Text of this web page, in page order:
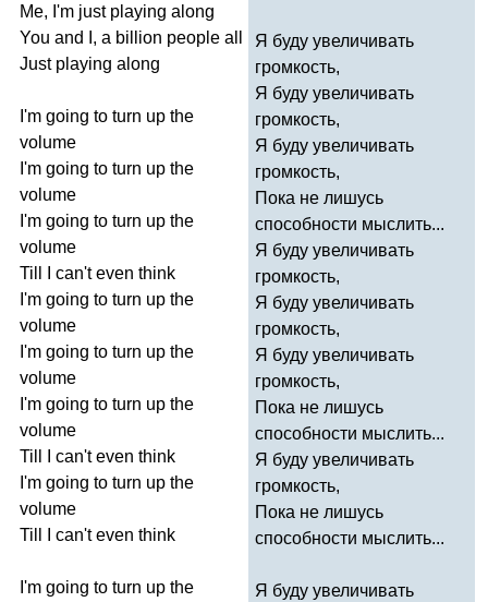
Me, I'm just playing along
You and , a billion people all
Just playing along
I'm going to turn up the
volume
I'm going to turn up the
volume
I'm going to turn up the
volume
Till
can't even think
I'm going to turn up the
volume
I'm going to turn up the
volume
I'm going to turn up the
volume
Till
can't even think
I'm going to turn up the
volume
Till
can't even think
I'm going to turn up the
Я буду увеличивать
громкость,
Я буду увеличивать
громкость,
Я буду увеличивать
громкость,
Пока не лишусь
способности мыслить...
Я буду увеличивать
громкость,
Я буду увеличивать
громкость,
Я буду увеличивать
громкость,
Пока не лишусь
способности мыслить...
Я буду увеличивать
громкость,
Пока не лишусь
способности мыслить...
Я буду увеличивать